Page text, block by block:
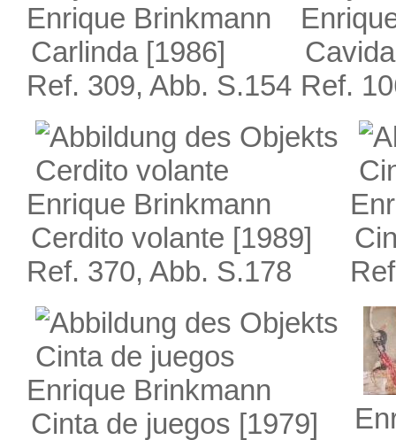
Enrique Brinkmann
Carlinda[1986]
Ref. 309, Abb. S.154 Ref.
Enrique Brinkmann
Cerdito volante [1989]
Ref. 370, Abb. S.178
Enrique Brinkmann
Cinta de juegos [1979]